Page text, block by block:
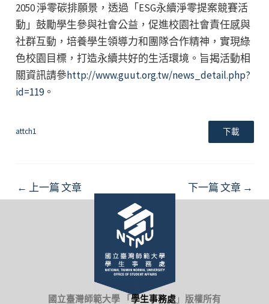
2050 淨零碳排願景，透過「ESG永續淨零提案競賽活
動」鼓勵學生參與社會公益，促進校園社會責任感與
社群互動，培養學生領導力和團隊合作精神，實現綠
色校園目標，打造永續共好的生活環境。旨揭活動相
關資訊請參http://www.guut.org.tw/news_detail.php?
id=119。
attch1 下載
Post
navigation
← 上一篇 文章 下一篇 文章 →
國立臺灣師範大學 「 學生事務處 」 版權所有